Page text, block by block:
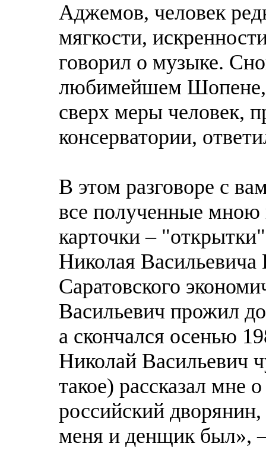
Аджемов, человек
мягкости,
говорил о музыке.
любимейшем Шопене,
сверх меры человек,
консерватории,
В этом разговоре с
все полученные мною
карточки –
Николая Васильевича
Саратовского
Васильевич прожил
а скончался осенью
Николай Васильевич
такое) рассказал мне
российский
меня и денщик был»,